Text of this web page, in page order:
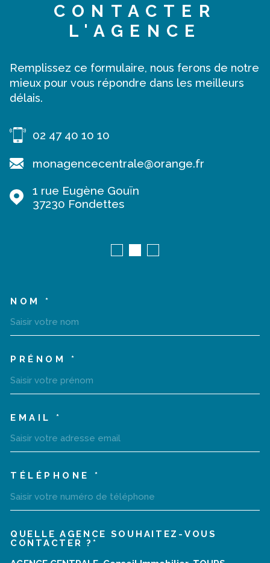
CONTACTER
L'AGENCE
Remplissez ce formulaire, nous ferons de notre
mieux pour vous répondre dans les meilleurs
délais.
02 47 40 10 10
monagencecentrale@orange.fr
1 rue Eugène Gouïn
37230
Fondettes
NOM *
PRÉNOM *
EMAIL *
TÉLÉPHONE *
QUELLE AGENCE SOUHAITEZ-VOUS
CONTACTER ?*